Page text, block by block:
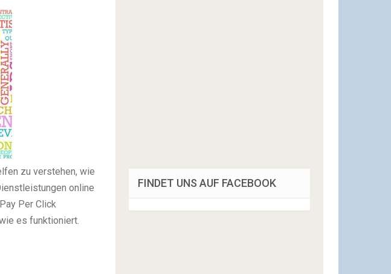
zu verstehen, wie
online
Per Click
es funktioniert.
FINDET UNS AUF FACEBOOK